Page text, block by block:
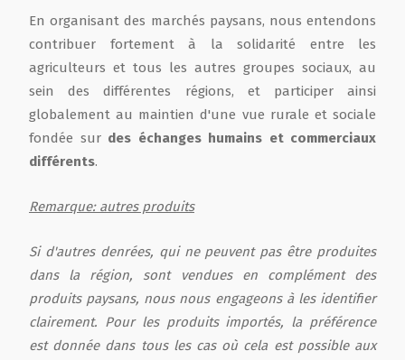
En organisant des marchés paysans, nous entendons
contribuer fortement à la solidarité entre les
agriculteurs et tous les autres groupes sociaux, au
sein des différentes régions, et participer ainsi
globalement au maintien d'une vue rurale et sociale
fondée sur des échanges humains et commerciaux
différents.
Remarque: autres produits
Si d'autres denrées, qui ne peuvent pas être produites
dans la région, sont vendues en complément des
produits paysans, nous nous engageons à les identifier
clairement. Pour les produits importés, la préférence
est donnée dans tous les cas où cela est possible aux